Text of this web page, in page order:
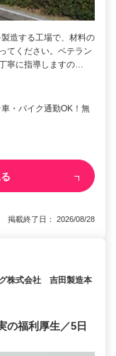
造する工場で、材料の
てください。ベテラン
寧に指導しますの…
・バイク通勤OK！無
掲載終了日： 2026/08/28
株式会社 吉田製造本
の福利厚生／5日